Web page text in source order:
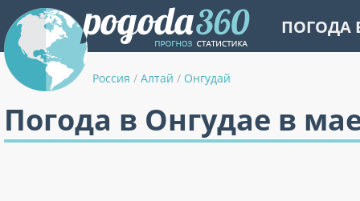
ПОГОДА
Россия / Алтай / Онгудай
Погода в Онгудае в